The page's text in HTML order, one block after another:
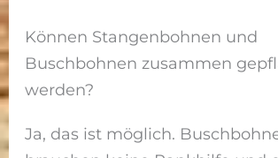
Können Stangenbohnen und
Buschbohnen zusammen
werden?
Ja, das ist möglich.